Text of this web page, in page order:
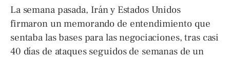
La semana pasada, Irán y Estados Unidos
firmaron un memorando de entendimiento que
sentaba las bases para las negociaciones, tras casi
40 días de ataques seguidos de semanas de un